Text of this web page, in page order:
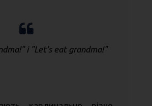
і "Let's eat grandma!"